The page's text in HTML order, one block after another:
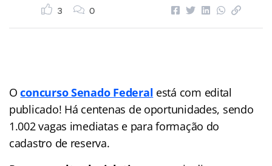
3 0
Oconcurso Senado Federal está com edital
publicado! Há centenas de oportunidades, sendo
1.002 vagas imediatas e para formação do
cadastro de reserva.